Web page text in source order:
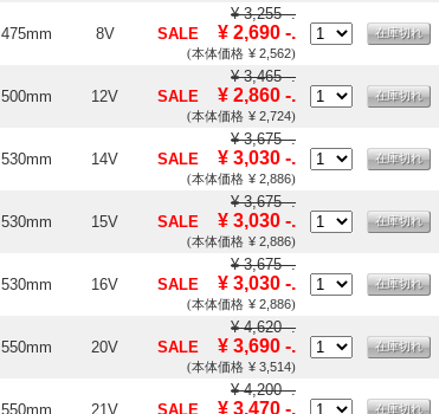
475mm 8V
¥ 3,255 -.
SALE ¥ 2,690 -.
(本体価格 ¥ 2,562)
在庫切れ
500mm 12V
¥ 3,465 -.
SALE ¥ 2,860 -.
(本体価格 ¥ 2,724)
在庫切れ
530mm 14V
¥ 3,675 -.
SALE ¥ 3,030 -.
(本体価格 ¥ 2,886)
在庫切れ
530mm 15V
¥ 3,675 -.
SALE ¥ 3,030 -.
(本体価格 ¥ 2,886)
在庫切れ
530mm 16V
¥ 3,675 -.
SALE ¥ 3,030 -.
(本体価格 ¥ 2,886)
在庫切れ
550mm 20V
¥ 4,620 -.
SALE ¥ 3,690 -.
(本体価格 ¥ 3,514)
在庫切れ
550mm 21V
¥ 4,200 -.
SALE ¥ 3,470 -. 在庫切れ